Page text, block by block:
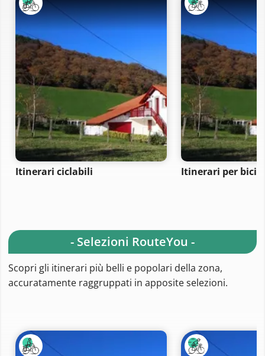
Itinerari ciclabili Itinerari per bici
- Selezioni RouteYou -
Scopri gli itinerari più belli e popolari della zona,
accuratamente raggruppati in apposite selezioni.